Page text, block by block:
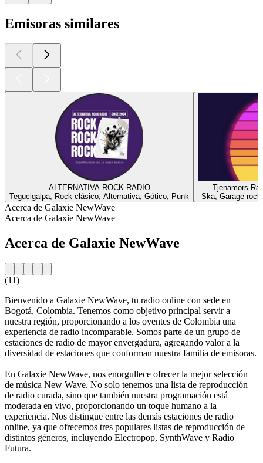
Emisoras similares
ALTERNATIVA ROCK RADIO
Tegucigalpa, Rock clásico, Alternativa, Gótico, Punk
Tjenamors
Ska, Garage
Acerca de Galaxie NewWave
Acerca de Galaxie NewWave
Acerca de Galaxie NewWave
(11)
Bienvenido a Galaxie NewWave, tu radio online con sede en
Bogotá, Colombia. Tenemos como objetivo principal servir a
nuestra región, proporcionando a los oyentes de Colombia una
experiencia de radio incomparable. Somos parte de un grupo de
estaciones de radio de mayor envergadura, agregando valor a la
diversidad de estaciones que conforman nuestra familia de emisoras.
En Galaxie NewWave, nos enorgullece ofrecer la mejor selección
de música New Wave. No solo tenemos una lista de reproducción
de radio curada, sino que también nuestra programación está
moderada en vivo, proporcionando un toque humano a la
experiencia. Nos distingue entre las demás estaciones de radio
online, ya que ofrecemos tres populares listas de reproducción de
distintos géneros, incluyendo Electropop, SynthWave y Radio
Futura.